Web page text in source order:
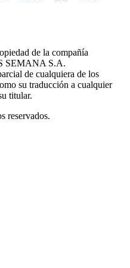
de la compañía
SEMANA S.A.
de cualquiera de los
su traducción a cualquier
titular.
reservados.